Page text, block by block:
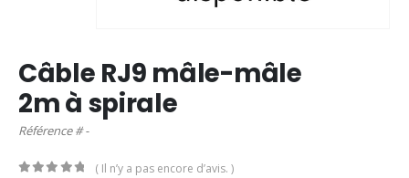
Câble RJ9 mâle-mâle
2m à spirale
Référence # -
( Il n’y a pas encore d’avis. )